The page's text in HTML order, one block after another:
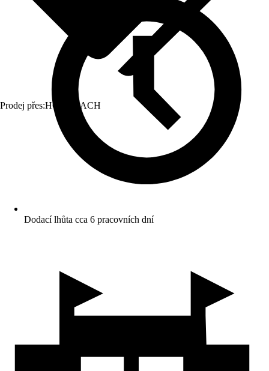
Prodej přes:HORNBACH
Dodací lhůta cca 6 pracovních dní